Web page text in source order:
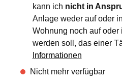
kann ich nicht in
Anlage weder auf oder
Wohnung noch auf
werden soll, das einer
Informationen
Nicht mehr verfügbar